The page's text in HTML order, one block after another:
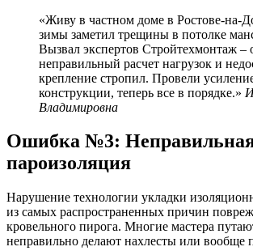
«Живу в частном доме в Ростове-на-
зимы заметил трещины в потолке
Вызвал экспертов Стройтехмонтаж –
неправильный расчет нагрузок и
крепление стропил. Провели
конструкции, теперь все в порядке.»
Владимировна
Ошибка №3:
пароизоляция
Нарушение технологии укладки
из самых распространенных причин
кровельного пирога. Многие мастера
неправильно делают нахлесты или вообще